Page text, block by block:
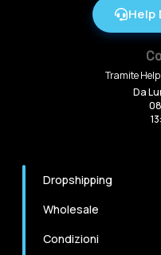
Help
Tramite
Da
Dropshipping
Wholesale
Condizioni